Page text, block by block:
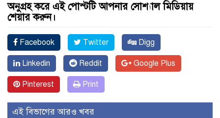
অনুগ্রহ করে এই পোস্টটি আপনার সোশ্যাল মিডিয়ায়
শেয়ার করুন।
Facebook Twitter Digg
Linkedin Reddit Google Plus
Pinterest Print
এই বিভাগের আরও খবর